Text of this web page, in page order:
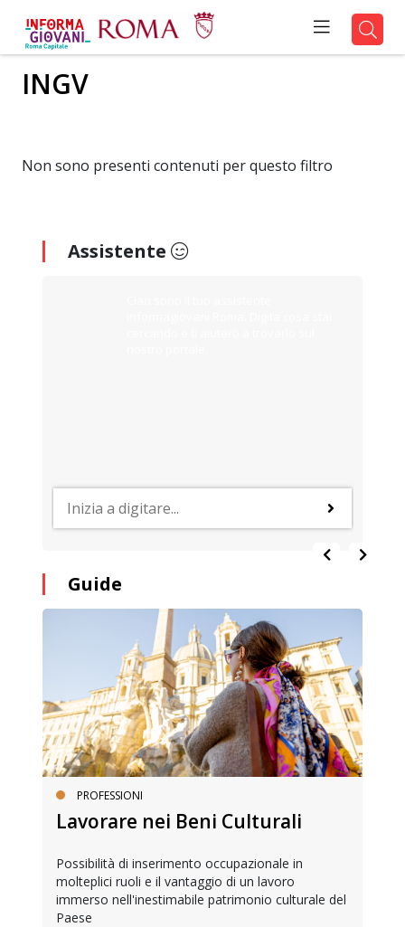
INGV
Non sono presenti contenuti per questo filtro
Assistente
Guide
PROFESSIONI
Lavorare nei Beni Culturali
Possibilità di inserimento occupazionale in
molteplici ruoli e il vantaggio di un lavoro
immerso nell'inestimabile patrimonio culturale del
Paese